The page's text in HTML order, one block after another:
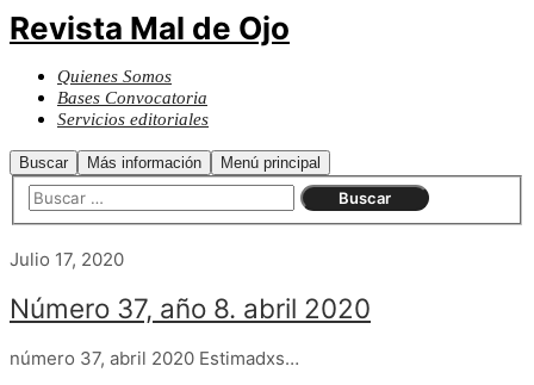
Revista Mal de Ojo
Quienes Somos
Bases Convocatoria
Servicios editoriales
Buscar Más información Menú principal
Julio 17, 2020
Número 37, año 8. abril 2020
número 37, abril 2020 Estimadxs…